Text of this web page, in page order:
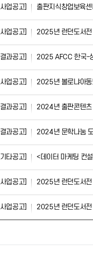
[사업공고] 출판지식창업보육
[사업공고] 2025년 런던도서
[결과공고] 2025 AFCC 한국-
[사업공고] 2025년 볼로냐아동
[결과공고] 2024년 출판콘텐츠
[결과공고] 2024년 문학나눔
[기타공고] <데이터 마케팅 컨
[사업공고] 2025년 런던도서전
[사업공고] 2025년 런던도서